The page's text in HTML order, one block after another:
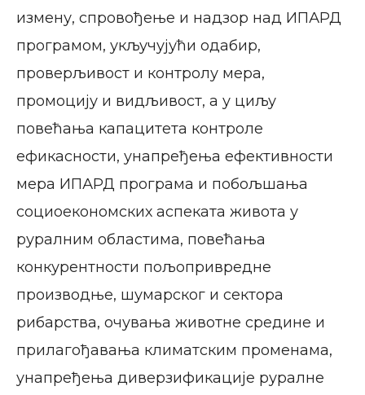
измену, спровођење и надзор над ИПАРД
програмом, укључујући одабир,
проверљивост и контролу мера,
промоцију и видљивост, a у циљу
повећања капацитета контроле
ефикасности, унапређења ефективности
мерa ИПАРД програма и побољшања
социоекономских аспеката живота у
руралним областима, повећања
конкурентности пољопривредне
производње, шумарског и сектора
рибарства, очувања животне средине и
прилагођавања климатским променама,
унапређења диверзификације руралне